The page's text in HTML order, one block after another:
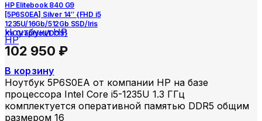
HP Elitebook 840 G9
[5P6S0EA] Silver 14″ {FHD i5
1235U/16Gb/512Gb SSD/Iris
Xe Graphics/DOS}
Ноутбуки HP
HP
102 950 ₽
В корзину
Ноутбук 5P6S0EA от компании HP на базе
процессора Intel Core i5-1235U 1.3 ГГц
комплектуется оперативной памятью DDR5 общим
размером 16